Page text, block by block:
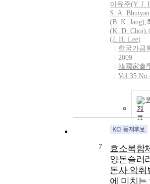
이유주(Y. J.
S. A. Bhuiyan
(B. K. Jang),
(K. D. Choi),
(J. H. Lee)
한국가금
2009
韓國家禽
Vol.35
기
7
효소복합
양돈슬러
돈사 악취
에 미치는